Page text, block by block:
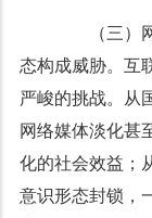
（三）网
态构成威胁。互
严峻的挑战。从
网络媒体淡化甚
化的社会效益；
意识形态封锁，